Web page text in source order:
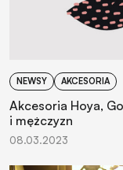
NEWSY AKCESORIA
Akcesoria Hoya,
i mężczyzn
08.03.2023